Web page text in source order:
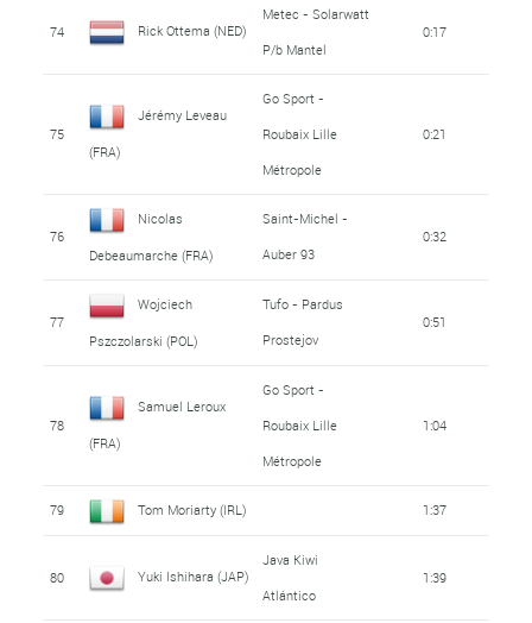
74 Rick Ottema (NED)
Metec - Solarwatt
P/b Mantel
0:17
75
Jérémy Leveau
(FRA)
Go Sport -
Roubaix Lille
Métropole
0:21
76
Nicolas
Debeaumarche (FRA)
Saint-Michel -
Auber 93
0:32
77
Wojciech
Pszczolarski (POL)
Tufo - Pardus
Prostejov
0:51
78
Samuel Leroux
(FRA)
Go Sport -
Roubaix Lille
Métropole
1:04
79 Tom Moriarty (IRL) 1:37
80 Yuki Ishihara (JAP)
Java Kiwi
Atlántico
1:39